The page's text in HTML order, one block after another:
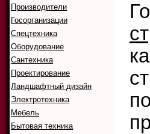
Производители
Госорганизации
Спецтехника
Оборудование
Сантехника
Проектирование
Ландшафтный дизайн
Электротехника
Мебель
Бытовая техника